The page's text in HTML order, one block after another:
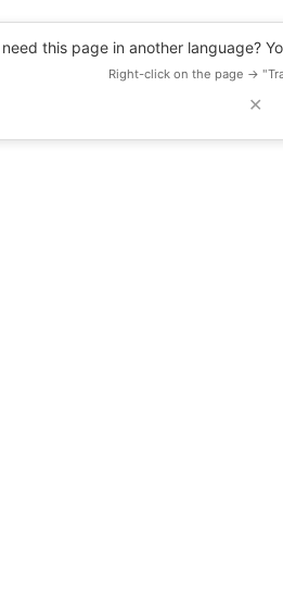
this page in another language?
Right-click on the page →
✕